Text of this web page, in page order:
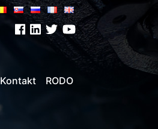
Kontakt RODO